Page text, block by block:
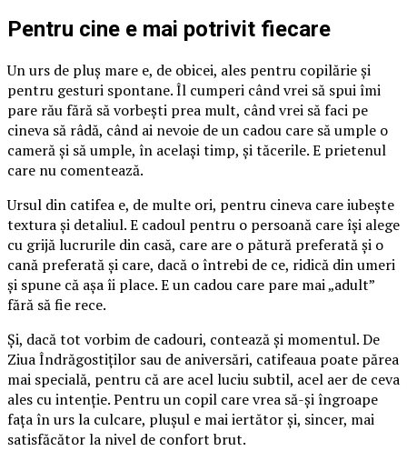
Pentru cine e mai potrivit fiecare
Un urs de pluș mare e, de obicei, ales pentru copilărie și
pentru gesturi spontane. Îl cumperi când vrei să spui îmi
pare rău fără să vorbești prea mult, când vrei să faci pe
cineva să râdă, când ai nevoie de un cadou care să umple o
cameră și să umple, în același timp, și tăcerile. E prietenul
care nu comentează.
Ursul din catifea e, de multe ori, pentru cineva care iubește
textura și detaliul. E cadoul pentru o persoană care își alege
cu grijă lucrurile din casă, care are o pătură preferată și o
cană preferată și care, dacă o întrebi de ce, ridică din umeri
și spune că așa îi place. E un cadou care pare mai „adult”
fără să fie rece.
Și, dacă tot vorbim de cadouri, contează și momentul. De
Ziua Îndrăgostiților sau de aniversări, catifeaua poate părea
mai specială, pentru că are acel luciu subtil, acel aer de ceva
ales cu intenție. Pentru un copil care vrea să-și îngroape
fața în urs la culcare, plușul e mai iertător și, sincer, mai
satisfăcător la nivel de confort brut.